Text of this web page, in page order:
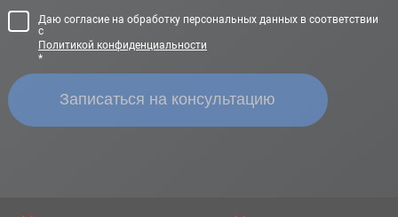
Даю согласие на обработку персональных данных в соответствии
с
Политикой конфиденциальности
*